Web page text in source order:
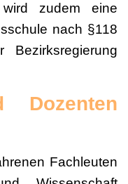
zudem eine
nach §118
Dozenten
Fachleuten